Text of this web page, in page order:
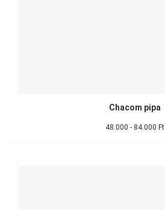
Chacom pipa
48.000 - 84.000 Ft